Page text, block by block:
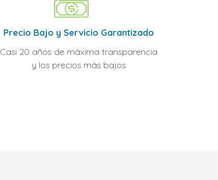
Precio Bajo y Servicio Garantizado
Casi 20 años de máxima transparencia
y los precios más bajos